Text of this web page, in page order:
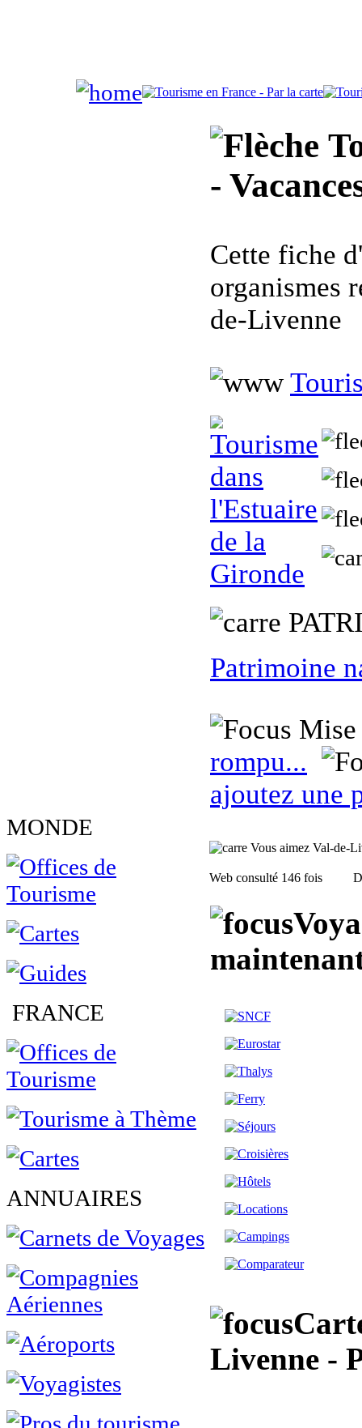
MONDE
FRANCE
ANNUAIRES
-
Cette fiche
organismes
de-Livenne
Patrimoine
rompu...
ajoutez une
Vous aimez Val-de-
Web consulté 146 fois
Livenne -